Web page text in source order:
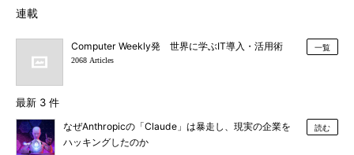
連載
Computer Weekly発 世界に学ぶIT導入・活用術
2068 Articles
一覧
最新 3 件
なぜAnthropicの「Claude」は暴走し、現実の企業を
ハッキングしたのか
読む